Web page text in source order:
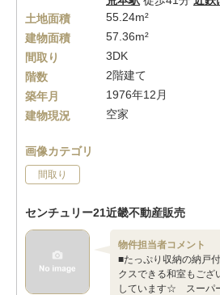
土地面積
55.24m²
建物面積
57.36m²
間取り
3DK
階数
2階建て
築年月
1976年12月
建物現況
空家
画像カテゴリ
間取り
センチュリー21近畿不動産販売
物件担当者コメント
■たっぷり収納の納戸
クスできる和室もござ
しています☆ スーパ